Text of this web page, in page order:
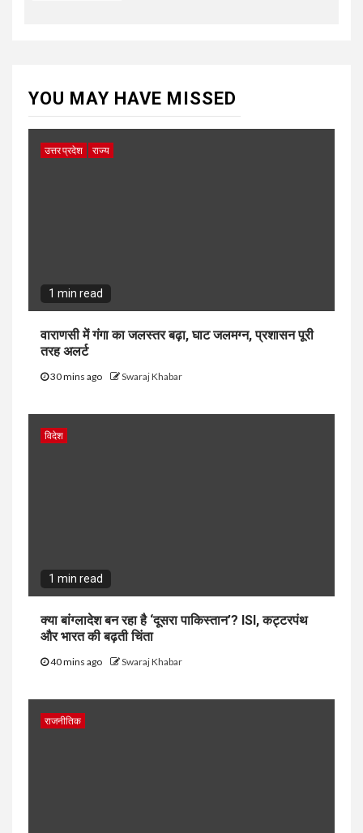
YOU MAY HAVE MISSED
उत्तर प्रदेश राज्य
1 min read
वाराणसी में गंगा का जलस्तर बढ़ा, घाट जलमग्न, प्रशासन पूरी
तरह अलर्ट
30 mins ago Swaraj Khabar
विदेश
1 min read
क्या बांग्लादेश बन रहा है ‘दूसरा पाकिस्तान’? ISI, कट्टरपंथ
और भारत की बढ़ती चिंता
40 mins ago Swaraj Khabar
राजनीतिक